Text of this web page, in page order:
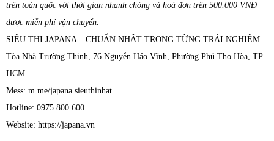
trên toàn quốc với thời gian nhanh chóng và hoá đơn trên 500.000 VNĐ
được miễn phí vận chuyển.
SIÊU THỊ JAPANA – CHUẨN NHẬT TRONG TỪNG TRẢI NGHIỆM
Tòa Nhà Trường Thịnh, 76 Nguyễn Háo Vĩnh, Phường Phú Thọ Hòa, TP.
HCM
Mess: m.me/japana.sieuthinhat
Hotline: 0975 800 600
Website: https://japana.vn